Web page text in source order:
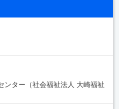
ンター（社会福祉法人 大崎福祉